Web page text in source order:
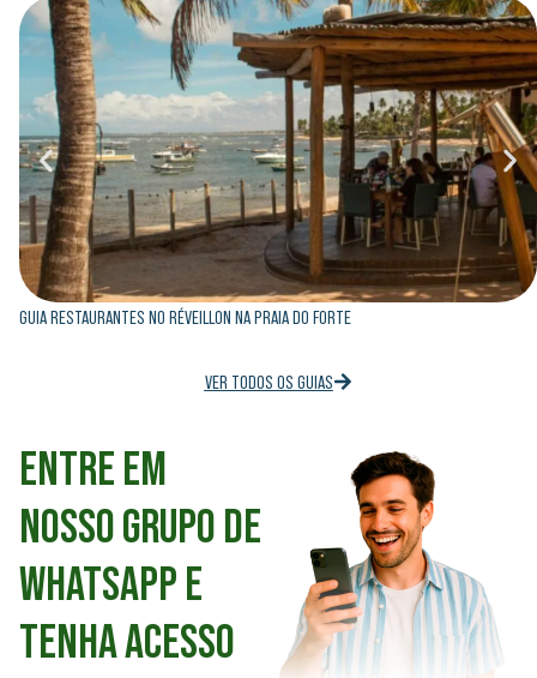
GUIA RESTAURANTES NO RÉVEILLON NA PRAIA DO FORTE
VER TODOS OS GUIAS
ENTRE EM
NOSSO GRUPO DE
WHATSAPP E
TENHA ACESSO